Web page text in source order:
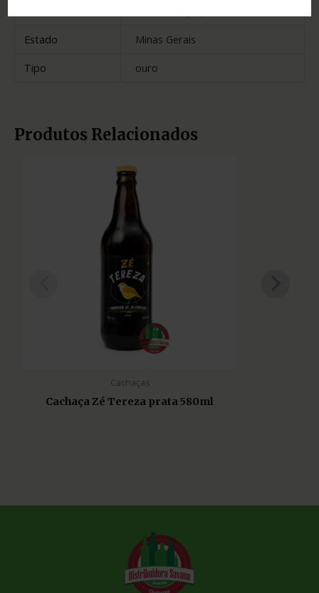
Estado
Minas Gerais
Tipo
ouro
Produtos Relacionados
Cachaças
Cachaça Zé Tereza prata 580ml